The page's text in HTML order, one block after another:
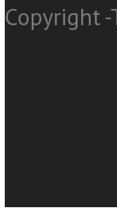
Copyright